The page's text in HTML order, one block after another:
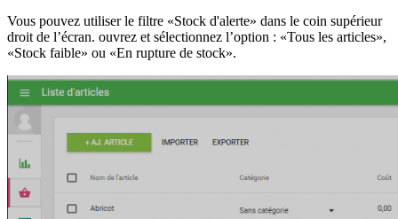
Vous pouvez utiliser le filtre «Stock d'alerte» dans le coin supérieur
droit de l’écran. ouvrez et sélectionnez l’option : «Tous les articles»,
«Stock faible» ou «En rupture de stock».